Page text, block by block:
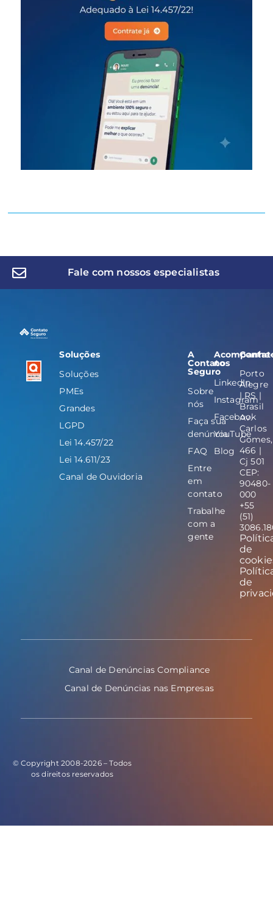
Fale com nossos especialistas
Soluções
Soluções
PMEs
Grandes
LGPD
Lei 14.457/22
Lei 14.611/23
Canal de Ouvidoria
A
Contato
Seguro
Sobre
nós
Faça sua
denúncia
FAQ
Entre
em
contato
Trabalhe
com a
gente
Acompanhe-
nos
LinkedIn
Instagram
Facebook
YouTube
Blog
Porto
Alegre
| RS |
Brasil
Av.
Carlos
Gomes,
466 |
Cj 501
CEP:
90480-
000
+55
(51)
de
de
Canal de Denúncias Compliance
Canal de Denúncias nas Empresas
© Copyright 2008-2026 – Todos
os direitos reservados